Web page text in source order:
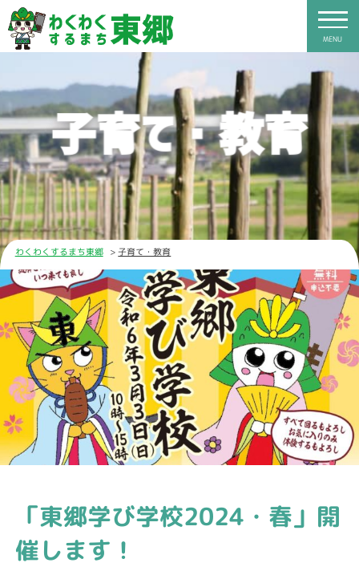
MENU
子育て・教育
わくわくするまち東郷 子育て・教育
「東郷学び学校2024・春」開
催します！